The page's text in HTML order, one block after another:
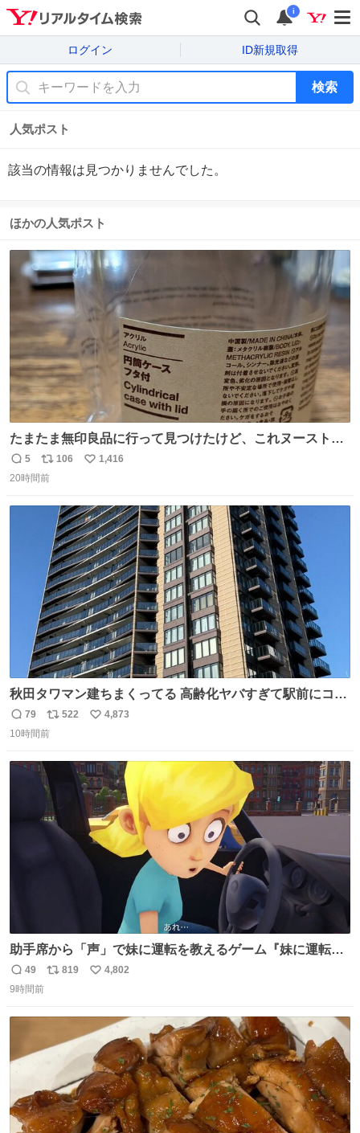
i
ログイン ID新規取得
検索
人気ポスト
該当の情報は見つかりませんでした。
ほかの人気ポスト
たまたま無印良品に行って見つけたけど、これヌーストの
台座になるじゃん🍜✨️
返
信
5
リ
ポ
106
い
数
1,416
20時間前
秋田タワマン建ちまくってる 高齢化ヤバすぎて駅前にコン
パクトシティつくって高齢者を住ませる考えらしい 病院も
全部駅前にある
返
信
79
リ
ポ
ト
数
522
い
数
4,873
10時間前
助手席から「声」で妹に運転を教えるゲーム『妹に運転を
教える』の最新映像が公開。危険だらけの道路で生き残れ
るか news.denfaminicogamer.jp/news/260806s プレイヤ
いく。妹のハンドリングには不安が残るが、事故を起こせ
ば大爆発
返
信
49
リ
数
819
い
数
4,802
9時間前